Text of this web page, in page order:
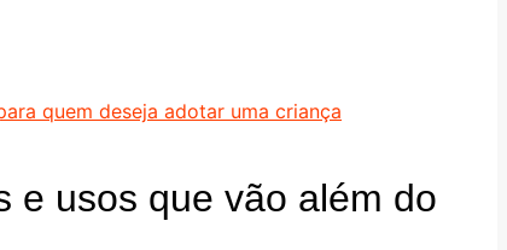
quem deseja adotar uma criança
e usos que vão além do